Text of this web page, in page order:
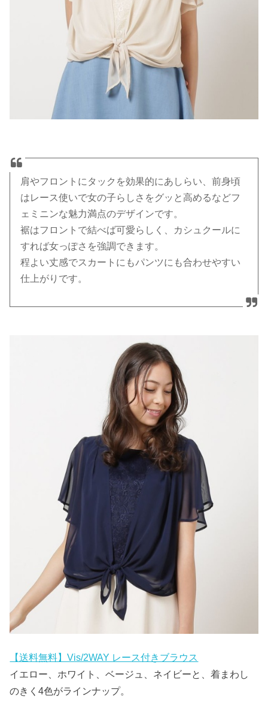
肩やフロントにタックを効果的にあしらい、前身頃
はレース使いで女の子らしさをグッと高めるなどフ
ェミニンな魅力満点のデザインです。
裾はフロントで結べば可愛らしく、カシュクールに
すれば女っぽさを強調できます。
程よい丈感でスカートにもパンツにも合わせやすい
仕上がりです。
【送料無料】Vis/2WAY レース付きブラウス
イエロー、ホワイト、ベージュ、ネイビーと、着まわし
のきく4色がラインナップ。